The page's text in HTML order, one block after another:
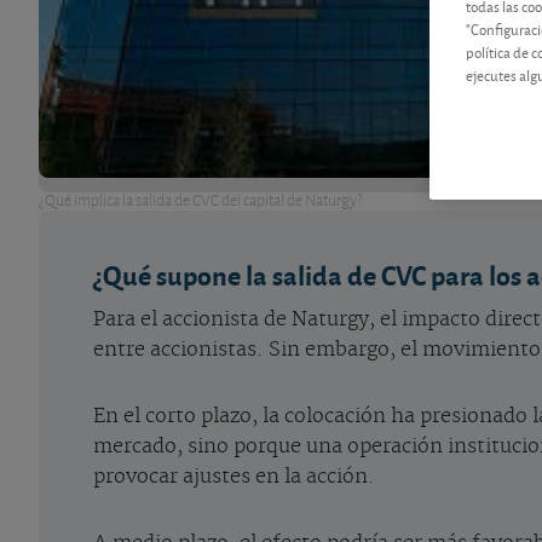
¿Qué implica la salida de CVC del capital de Naturgy?
¿Qué supone la salida de CVC para los
Para el accionista de Naturgy, el impacto
entre accionistas. Sin embargo, el
En el corto plazo, la colocación ha
mercado, sino porque una operación
provocar ajustes en la acción.
todas las
política de
ejecutes